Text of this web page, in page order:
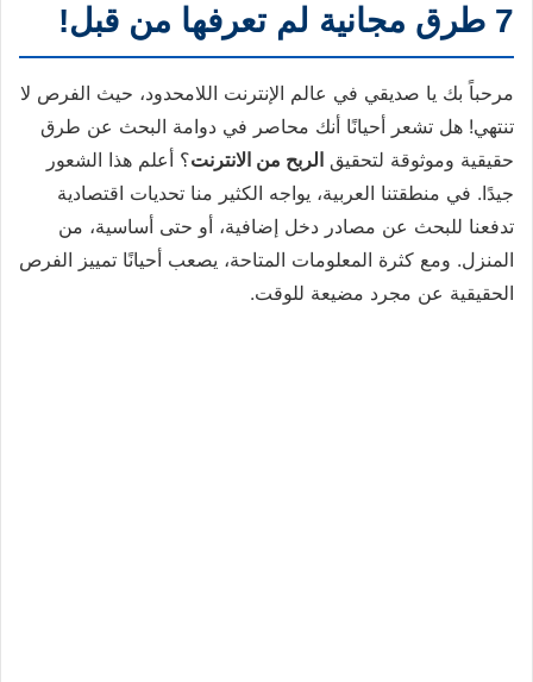
7 طرق مجانية لم تعرفها من قبل!
مرحباً بك يا صديقي في عالم الإنترنت اللامحدود، حيث الفرص لا
تنتهي! هل تشعر أحيانًا أنك محاصر في دوامة البحث عن طرق
حقيقية وموثوقة لتحقيق الربح من الانترنت؟ أعلم هذا الشعور
جيدًا. في منطقتنا العربية، يواجه الكثير منا تحديات اقتصادية
تدفعنا للبحث عن مصادر دخل إضافية، أو حتى أساسية، من
المنزل. ومع كثرة المعلومات المتاحة، يصعب أحيانًا تمييز الفرص
الحقيقية عن مجرد مضيعة للوقت.